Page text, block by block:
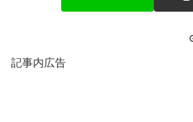
記事内広告